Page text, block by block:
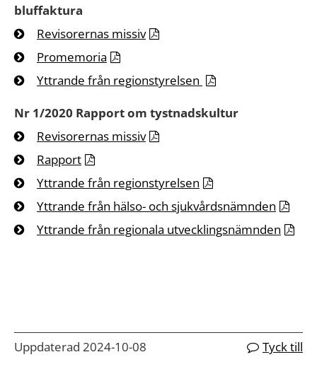
bluffaktura
Revisorernas missiv
Promemoria
Yttrande från regionstyrelsen
Nr 1/2020 Rapport om tystnadskultur
Revisorernas missiv
Rapport
Yttrande från regionstyrelsen
Yttrande från hälso- och sjukvårdsnämnden
Yttrande från regionala utvecklingsnämnden
Uppdaterad 2024-10-08 Tyck till